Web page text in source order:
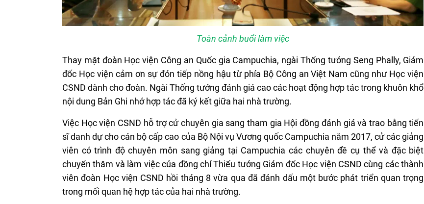
Toàn cảnh buổi làm việc
Thay mặt đoàn Học viện Công an Quốc gia Campuchia, ngài Thống tướng Seng Phally, Giám
đốc Học viện cảm ơn sự đón tiếp nồng hậu từ phía Bộ Công an Việt Nam cũng như Học viện
CSND dành cho đoàn. Ngài Thống tướng đánh giá cao các hoạt động hợp tác trong khuôn khổ
nội dung Bản Ghi nhớ hợp tác đã ký kết giữa hai nhà trường.
Việc Học viện CSND hỗ trợ cử chuyên gia sang tham gia Hội đồng đánh giá và trao bằng tiến
sĩ danh dự cho cán bộ cấp cao của Bộ Nội vụ Vương quốc Campuchia năm 2017, cử các giảng
viên có trình độ chuyên môn sang giảng tại Campuchia các chuyên đề cụ thể và đặc biệt
chuyến thăm và làm việc của đồng chí Thiếu tướng Giám đốc Học viện CSND cùng các thành
viên đoàn Học viện CSND hồi tháng 8 vừa qua đã đánh dấu một bước phát triển quan trọng
trong mối quan hệ hợp tác của hai nhà trường.